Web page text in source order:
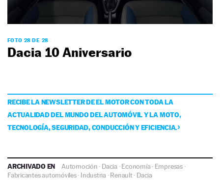
FOTO 28 DE 28
Dacia 10 Aniversario
RECIBE LA NEWSLETTER DE EL MOTOR CON TODA LA
ACTUALIDAD DEL MUNDO DEL AUTOMÓVIL Y LA MOTO,
TECNOLOGÍA, SEGURIDAD, CONDUCCIÓN Y EFICIENCIA.
ARCHIVADO EN Automoción · Dacia·Economía· Empresas·
Fabricantes automóviles· Industria·Renault· Dacia